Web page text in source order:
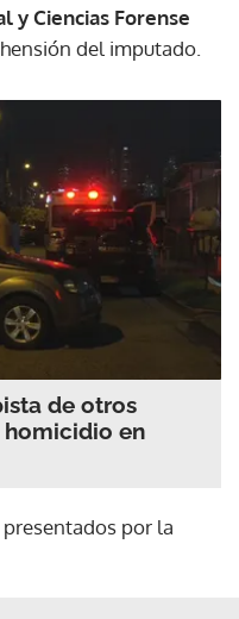
y Ciencias Forense
del imputado.
de otros
en
por la